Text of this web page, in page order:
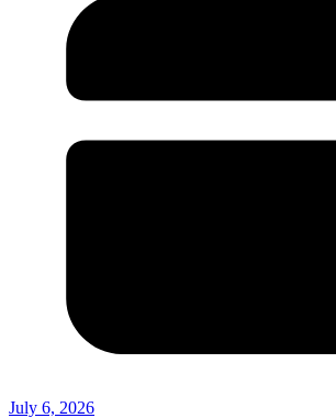
July 6, 2026